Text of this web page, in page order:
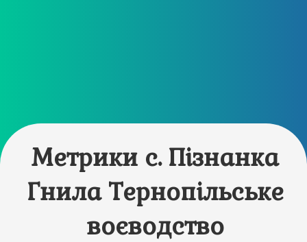
Метрики с. Пізнанка
Гнила Тернопільське
воєводство